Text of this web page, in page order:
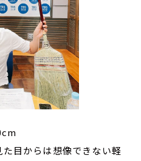
目からは想像できない軽